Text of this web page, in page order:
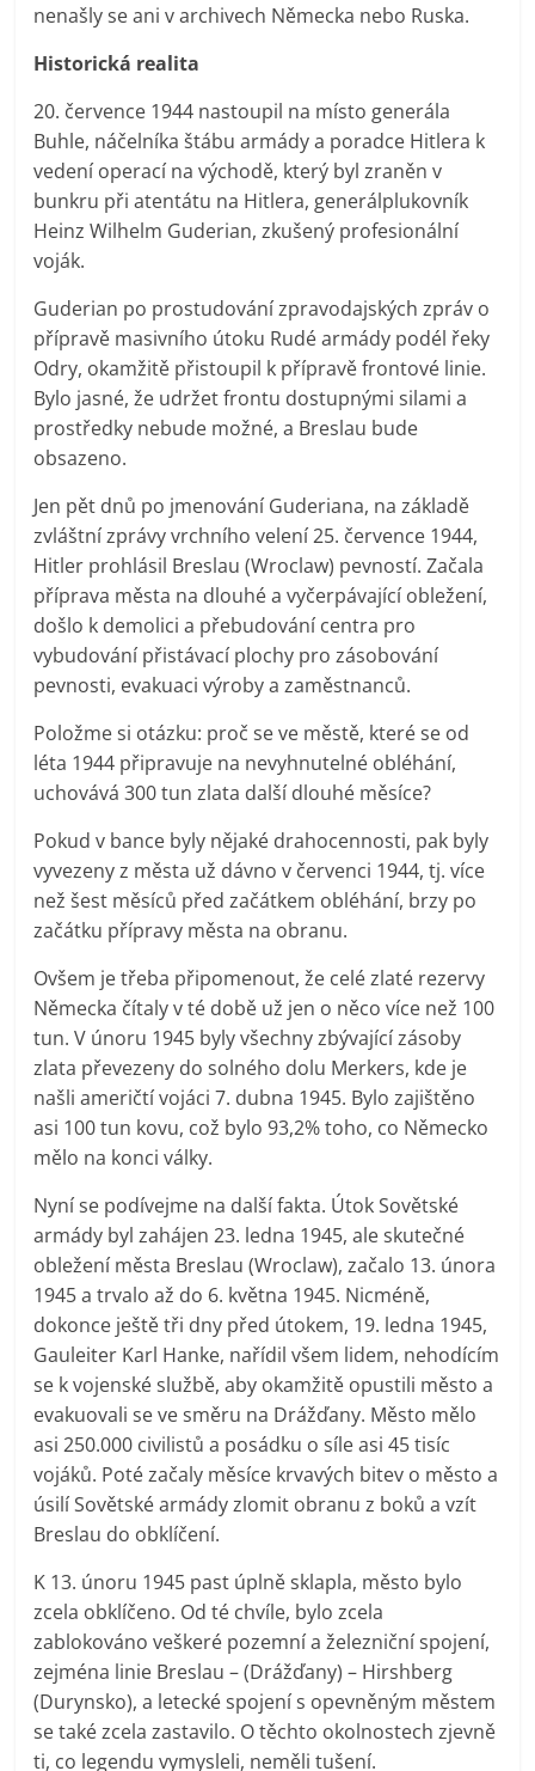
nenašly se ani v archivech Německa nebo Ruska.
Historická realita
20. července 1944 nastoupil na místo generála
Buhle, náčelníka štábu armády a poradce Hitlera k
vedení operací na východě, který byl zraněn v
bunkru při atentátu na Hitlera, generálplukovník
Heinz Wilhelm Guderian, zkušený profesionální
voják.
Guderian po prostudování zpravodajských zpráv o
přípravě masivního útoku Rudé armády podél řeky
Odry, okamžitě přistoupil k přípravě frontové linie.
Bylo jasné, že udržet frontu dostupnými silami a
prostředky nebude možné, a Breslau bude
obsazeno.
Jen pět dnů po jmenování Guderiana, na základě
zvláštní zprávy vrchního velení 25. července 1944,
Hitler prohlásil Breslau (Wroclaw) pevností. Začala
příprava města na dlouhé a vyčerpávající obležení,
došlo k demolici a přebudování centra pro
vybudování přistávací plochy pro zásobování
pevnosti, evakuaci výroby a zaměstnanců.
Položme si otázku: proč se ve městě, které se od
léta 1944 připravuje na nevyhnutelné obléhání,
uchovává 300 tun zlata další dlouhé měsíce?
Pokud v bance byly nějaké drahocennosti, pak byly
vyvezeny z města už dávno v červenci 1944, tj. více
než šest měsíců před začátkem obléhání, brzy po
začátku přípravy města na obranu.
Ovšem je třeba připomenout, že celé zlaté rezervy
Německa čítaly v té době už jen o něco více než 100
tun. V únoru 1945 byly všechny zbývající zásoby
zlata převezeny do solného dolu Merkers, kde je
našli američtí vojáci 7. dubna 1945. Bylo zajištěno
asi 100 tun kovu, což bylo 93,2% toho, co Německo
mělo na konci války.
Nyní se podívejme na další fakta. Útok Sovětské
armády byl zahájen 23. ledna 1945, ale skutečné
obležení města Breslau (Wroclaw), začalo 13. února
1945 a trvalo až do 6. května 1945. Nicméně,
dokonce ještě tři dny před útokem, 19. ledna 1945,
Gauleiter Karl Hanke, nařídil všem lidem, nehodícím
se k vojenské službě, aby okamžitě opustili město a
evakuovali se ve směru na Drážďany. Město mělo
asi 250.000 civilistů a posádku o síle asi 45 tisíc
vojáků. Poté začaly měsíce krvavých bitev o město a
úsilí Sovětské armády zlomit obranu z boků a vzít
Breslau do obklíčení.
K 13. únoru 1945 past úplně sklapla, město bylo
zcela obklíčeno. Od té chvíle, bylo zcela
zablokováno veškeré pozemní a železniční spojení,
zejména linie Breslau – (Drážďany) – Hirshberg
(Durynsko), a letecké spojení s opevněným městem
se také zcela zastavilo. O těchto okolnostech zjevně
ti, co legendu vymysleli, neměli tušení.